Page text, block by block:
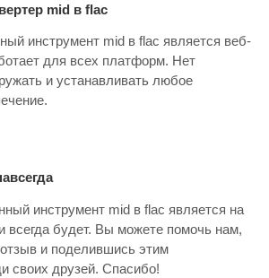
mid в flac
инструмент mid в flac является веб-
для всех платформ. Нет
и устанавливать любое
инструмент mid в flac является на
всегда будет. Вы можете помочь нам,
и поделившись этим
своих друзей. Спасибо!